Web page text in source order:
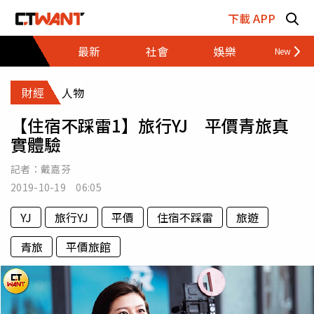
下載 APP
最新
社會 娛樂 財經
財經 人物
【住宿不踩雷1】旅行YJ 平價青旅真
實體驗
記者： 戴嘉芬
2019-10-19 06:05
YJ 旅行YJ 平價 住宿不踩雷
旅遊
青旅
平價旅館